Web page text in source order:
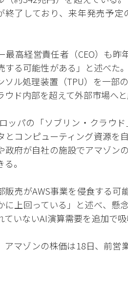
終了しており、来年発売予
最高経営責任者（CEO）も
する可能性がある」と述べた
ソル処理装置（TPU）を一部
ド内部を超えて外部市場へと
ッパの「ソブリン・クラウ
とコンピューティング資源を
政府が自社の施設でアマゾン
。
販売がAWS事業を侵食する可
に上回っている」と述べ、懸
いないAI演算需要を追加で吸
アマゾンの株価は18日、前営